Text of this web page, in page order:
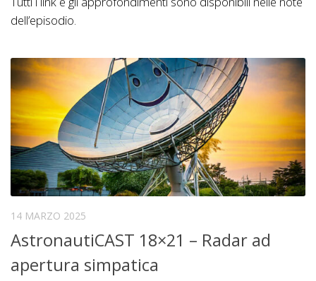
dell’episodio.
14 MARZO 2025
AstronautiCAST 18×21 – Radar ad
apertura simpatica